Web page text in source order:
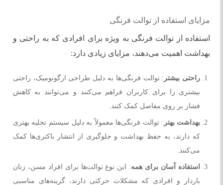
مزایای استفاده از توالت فرنگی
استفاده از توالت فرنگی به ویژه برای افرادی که به راحتی و
بهداشت اهمیت می‌دهند، مزایای زیادی دارد:
راحتی بیشتر : توالت فرنگی‌ها به دلیل طراحی ارگونومیک، راحتی
بیشتری را برای کاربران فراهم می‌کنند و می‌توانند به کاهش
فشار بر روی مفاصل کمک کنند.
بهداشت بهتر : توالت فرنگی‌ها معمولاً به دلیل سیستم تخلیه بهتری
که دارند، به حفظ بهداشت و جلوگیری از انتشار باکتری‌ها کمک
می‌کنند.
استفاده آسان برای همه: این نوع توالت‌ها برای افراد مسن، زنان
باردار و افرادی که مشکلات حرکتی دارند، گزینه‌های مناسبی